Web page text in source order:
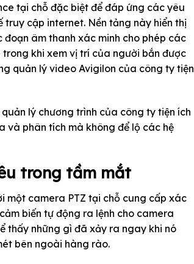
tại chỗ đặc biệt để đáp ứng các yêu
truy cập internet. Nền tảng này hiển thị
âm thanh xác minh cho phép các
khi xem vị trí của người bắn được
quản lý video Avigilon của công ty tiện
lý chương trình của công ty tiện ích
và phân tích mà không để lộ các hệ
trong tầm mắt
một camera PTZ tại chỗ cung cấp xác
biến tự động ra lệnh cho camera
thấy những gì đã xảy ra ngay khi nó
bên ngoài hàng rào.